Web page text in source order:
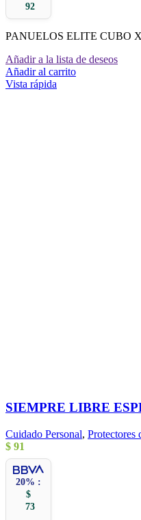
92
PANUELOS ELITE CUBO
Añadir a la lista de deseos
Añadir al carrito
Vista rápida
SIEMPRE LIBRE
Cuidado Personal, Protectores
$ 91
20% :
$
73